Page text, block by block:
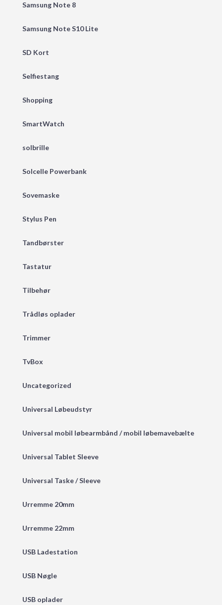
Samsung Note 8
Samsung Note S10 Lite
SD Kort
Selfiestang
Shopping
SmartWatch
solbrille
Solcelle Powerbank
Sovemaske
Stylus Pen
Tandbørster
Tastatur
Tilbehør
Trådløs oplader
Trimmer
TvBox
Uncategorized
Universal Løbeudstyr
Universal mobil løbearmbånd / mobil løbemavebælte
Universal Tablet Sleeve
Universal Taske / Sleeve
Urremme 20mm
Urremme 22mm
USB Ladestation
USB Nøgle
USB oplader